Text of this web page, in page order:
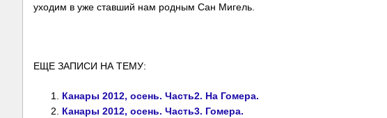
уходим в уже ставший нам родным Сан Мигель.
ЕЩЕ ЗАПИСИ НА ТЕМУ:
Канары 2012, осень. Часть2. На Гомера.
Канары 2012, осень. Часть3. Гомера.